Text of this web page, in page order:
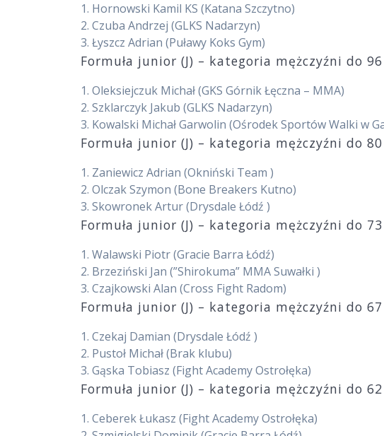
1. Hornowski Kamil KS(Katana Szczytno)
2.Czuba Andrzej(GLKS Nadarzyn)
3.Łyszcz Adrian(Puławy Koks Gym)
Formuła junior (J) – kategoria mężczyźni do
1.Oleksiejczuk Michał(GKS Górnik Łęczna – MMA)
2.Szklarczyk Jakub(GLKS Nadarzyn)
3. Kowalski Michał Garwolin(Ośrodek Sportów Walki w
Formuła junior (J) – kategoria mężczyźni do
1. Zaniewicz Adrian(Okniński Team )
2.Olczak Szymon(Bone Breakers Kutno)
3.Skowronek Artur(Drysdale Łódź )
Formuła junior (J) – kategoria mężczyźni do
1.Walawski Piotr(Gracie Barra Łódź)
2. Brzeziński Jan(”Shirokuma” MMA Suwałki )
3.Czajkowski Alan(Cross Fight Radom)
Formuła junior (J) – kategoria mężczyźni do
1.Czekaj Damian(Drysdale Łódź )
2. Pustoł Michał(Brak klubu)
3.Gąska Tobiasz(Fight Academy Ostrołęka)
Formuła junior (J) – kategoria mężczyźni do
1.Ceberek Łukasz(Fight Academy Ostrołęka)